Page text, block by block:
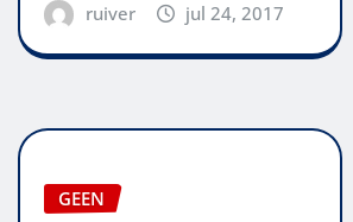
ruiver jul 24, 2017
GEEN